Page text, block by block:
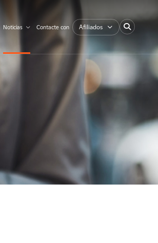
Noticias Contacte con Afiliados